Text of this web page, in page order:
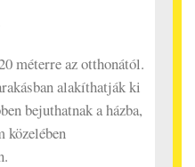
méterre az otthonától.
alakíthatják ki
bejuthatnak a házba,
közelében